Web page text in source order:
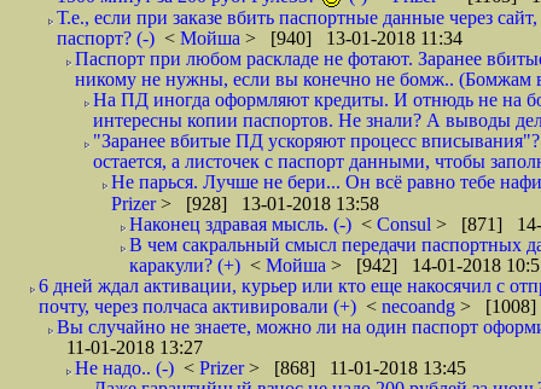
Т.е., если при заказе вбить паспортные данные через
паспорт? (-) < Мойша > [940] 13-01-2018 11:34
Паспорт при любом раскладе не фотают. Заранее
никому не нужны, если вы конечно не бомж.. (Бомжам
На ПД иногда оформляют кредиты. И отнюдь не на
интересны копии паспортов. Не знали? А выводы
"Заранее вбитые ПД ускоряют процесс
остается, а листочек с паспорт данными, чтобы
Не парься. Лучше не бери... Он всё равно тебе
Prizer> [928] 13-01-2018 13:58
Наконец здравая мысль. (-) < Consul > [871] 14-
В чем сакральный смысл передачи паспортных
каракули? (+) < Мойша > [942] 14-01-2018
6 дней ждал активации, курьер или кто еще накосячил с
почту, через полчаса активировали (+) < necoandg > [1008]
Вы случайно не знаете, можно ли на один паспорт
11-01-2018 13:27
Не надо.. (-) < Prizer> [868] 11-01-2018 13:45